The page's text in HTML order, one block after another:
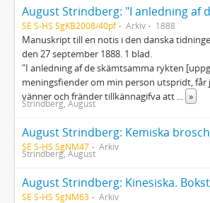
SE S-HS SgKB2008/40pf Arkiv 1888
Manuskript till en notis i den danska
den 27 september 1888. 1 blad.
"I anledning af de skämtsamma rykten
meningsfiender om min person utspridt, får
vänner och fränder tillkännagifva att ... »
Strindberg, August
August Strindberg: Kemiska
SE S-HS SgNM47 Arkiv
Strindberg, August
August Strindberg: Kinesiska.
SE S-HS SgNM63 Arkiv